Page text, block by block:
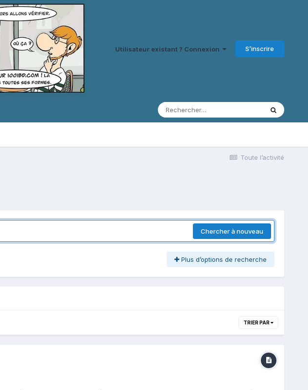
Utilisateur existant ? Connexion S’inscrire
Toute l’activité
Chercher à nouveau
Plus d’options de recherche
TRIER PAR